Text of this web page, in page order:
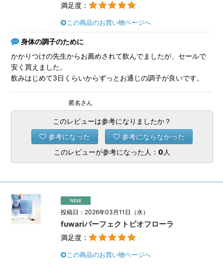
満足度：
この商品のお買い物ページへ
身体の調子のために
かかりつけの先生からお薦めされて飲んでましたが、セールで
安く買えました。
飲みはじめて3日くらいからずっとお通じの調子が良いです。
匿名さん
このレビューは参考になりましたか？
参考になった
参考にならなかった
このレビューが参考になった人： 0 人
投稿日：2026年03月11日（水）
fuwariパーフェクトビオフローラ
満足度：
この商品のお買い物ページへ